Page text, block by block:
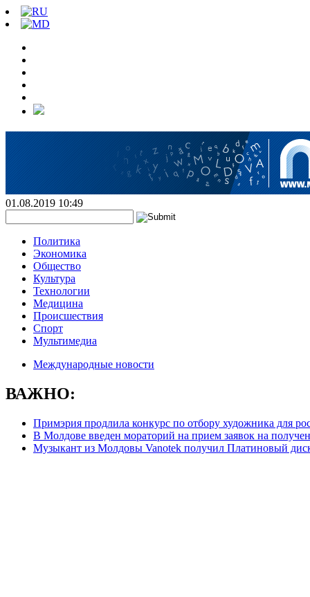
01.08.2019 10:49
Политика
Экономика
Общество
Культура
Технологии
Медицина
Происшествия
Спорт
Мультимедиа
Международные новости
ВАЖНО:
Примэрия продлила конкурс по отбору художника для
В Молдове введен мораторий на прием заявок на
Музыкант из Молдовы Vanotek получил Платиновый